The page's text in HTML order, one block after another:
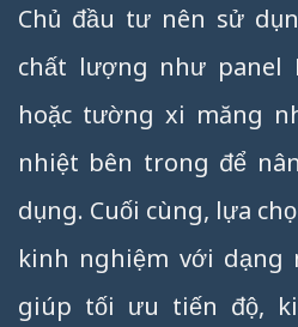
Chủ đầu tư nên sử
chất lượng như panel
hoặc tường xi măng
nhiệt bên trong để
dụng. Cuối cùng, lựa
kinh nghiệm với dạng
giúp tối ưu tiến độ,